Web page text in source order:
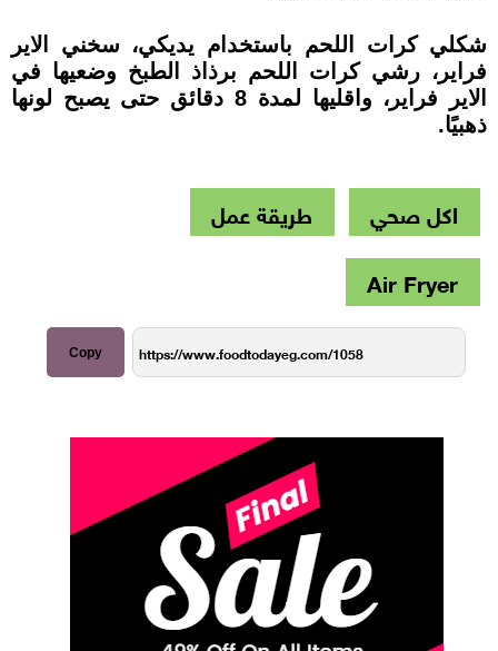
شكلي كرات اللحم باستخدام يديكي، سخني الاير
فراير، رشي كرات اللحم برذاذ الطبخ وضعيها في
الاير فراير، واقليها لمدة 8 دقائق حتى يصبح لونها
ذهبيًا.
اكل صحي
طريقة عمل
Air Fryer
Copy